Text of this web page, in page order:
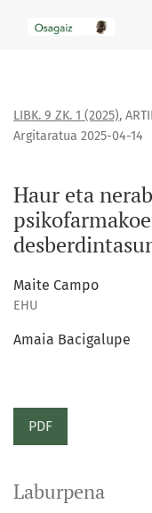
Haur eta nerabeen
LIBK. 9 ZK. 1 (2025),
Haur eta
Argitaratua 2025-04-14
Maite Campo
EHU
Amaia Bacigalupe
PDF
Laburpena